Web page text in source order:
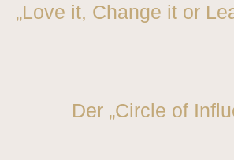
„Love it, Change it or
Der „Circle of